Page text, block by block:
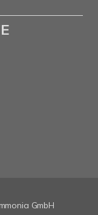
GmbH